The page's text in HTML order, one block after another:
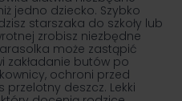
jedno dziecko. Szybko
starszaka do szkoły lub
zrobisz niezbędne
może zastąpić
zakładanie butów po
ochroni przed
przelotny deszcz. Lekki